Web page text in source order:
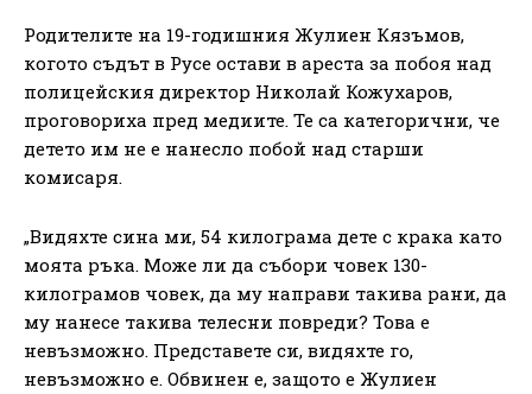
Родителите на 19-годишния Жулиен Кязъмов,
когото съдът в Русе остави в ареста за побоя над
полицейския директор Николай Кожухаров,
проговориха пред медиите. Те са категорични, че
детето им не е нанесло побой над старши
комисаря.
„Видяхте сина ми, 54 килограма дете с крака като
моята ръка. Може ли да събори човек 130-
килограмов човек, да му направи такива рани, да
му нанесе такива телесни повреди? Това е
невъзможно. Представете си, видяхте го,
невъзможно е. Обвинен е, защото е Жулиен